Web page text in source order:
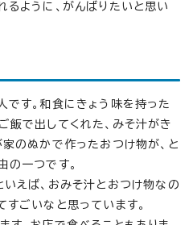
るように、がんばりたいと思い
す。和食にきょう味を持った
飯で出してくれた、みそ汁がき
家のぬかで作ったおつけ物が、と
の一つです。
えば、おみそ汁とおつけ物なの
すごいなと思っています。